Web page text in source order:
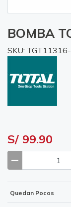
BOMBA
SKU:
S/ 99.90
Quedan Pocos